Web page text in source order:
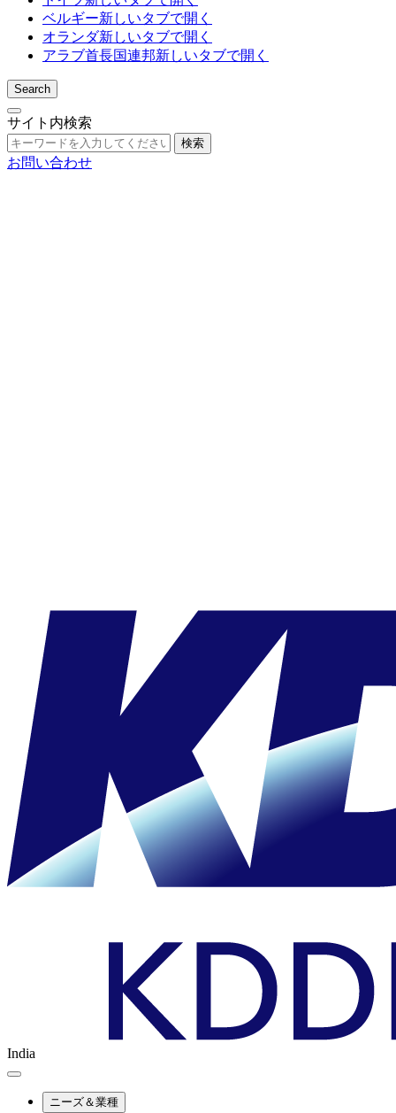
ベルギー新しいタブで開く
オランダ新しいタブで開く
アラブ首長国連邦新しいタブで開く
Search
サイト内検索
検索
お問い合わせ
India
ニーズ＆業種